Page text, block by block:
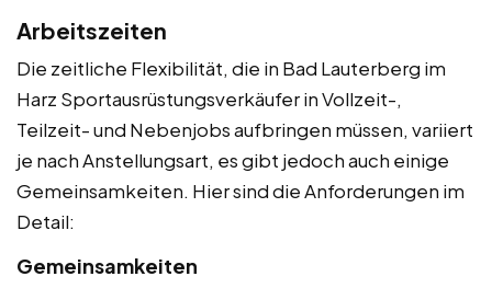
Arbeitszeiten
Die zeitliche Flexibilität, die in Bad Lauterberg im
Harz Sportausrüstungsverkäufer in Vollzeit-,
Teilzeit- und Nebenjobs aufbringen müssen, variiert
je nach Anstellungsart, es gibt jedoch auch einige
Gemeinsamkeiten. Hier sind die Anforderungen im
Detail:
Gemeinsamkeiten